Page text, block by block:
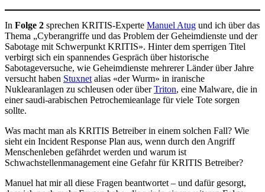
In Folge 2 sprechen KRITIS-Experte Manuel Atug und ich über das
Thema „Cyberangriffe und das Problem der Geheimdienste und der
Sabotage mit Schwerpunkt KRITIS». Hinter dem sperrigen Titel
verbirgt sich ein spannendes Gespräch über historische
Sabotageversuche, wie Geheimdienste mehrerer Länder über Jahre
versucht haben Stuxnet alias «der Wurm» in iranische
Nuklearanlagen zu schleusen oder überTriton, eine Malware, die in
einer saudi-arabischen Petrochemieanlage für viele Tote sorgen
sollte.
Was macht man als KRITIS Betreiber in einem solchen Fall? Wie
sieht ein Incident Response Plan aus, wenn durch den Angriff
Menschenleben gefährdet werden und warum ist
Schwachstellenmanagement eine Gefahr für KRITIS Betreiber?
Manuel hat mir all diese Fragen beantwortet – und dafür gesorgt,